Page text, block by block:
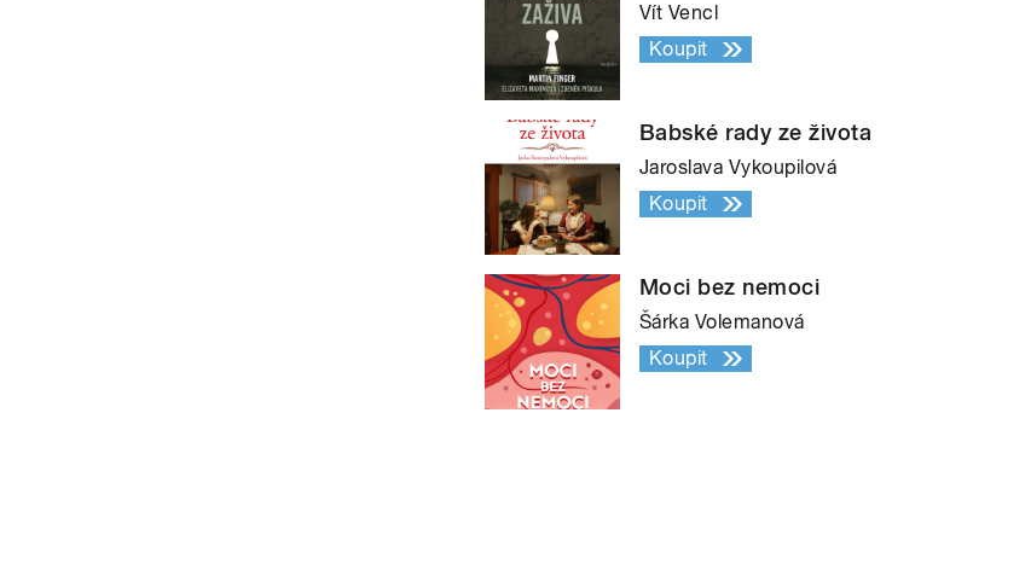
Vít Vencl
Koupit
Babské rady ze života
Jaroslava Vykoupilová
Koupit
Moci bez nemoci
Šárka Volemanová
Koupit